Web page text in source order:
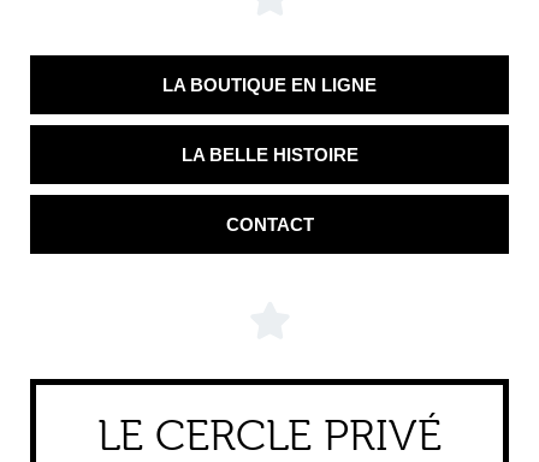
LA BOUTIQUE EN LIGNE
LA BELLE HISTOIRE
CONTACT
LE CERCLE PRIVÉ